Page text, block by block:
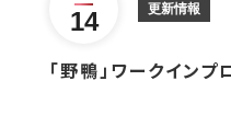
14 更新情報
「野鴨」ワークイン